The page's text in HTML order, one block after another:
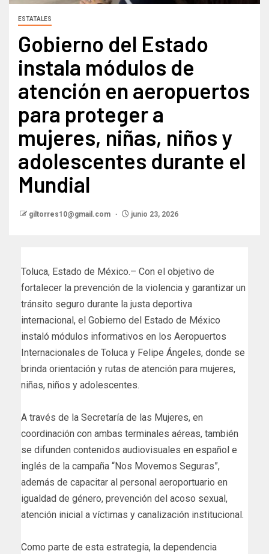
ESTATALES
Gobierno del Estado
instala módulos de
atención en aeropuertos
para proteger a
mujeres, niñas, niños y
adolescentes durante el
Mundial
giltorres10@gmail.com junio 23, 2026
Toluca, Estado de México.– Con el objetivo de
fortalecer la prevención de la violencia y garantizar un
tránsito seguro durante la justa deportiva
internacional, el Gobierno del Estado de México
instaló módulos informativos en los Aeropuertos
Internacionales de Toluca y Felipe Ángeles, donde se
brinda orientación y rutas de atención para mujeres,
niñas, niños y adolescentes.
A través de la Secretaría de las Mujeres, en
coordinación con ambas terminales aéreas, también
se difunden contenidos audiovisuales en español e
inglés de la campaña “Nos Movemos Seguras”,
además de capacitar al personal aeroportuario en
igualdad de género, prevención del acoso sexual,
atención inicial a víctimas y canalización institucional.
Como parte de esta estrategia, la dependencia